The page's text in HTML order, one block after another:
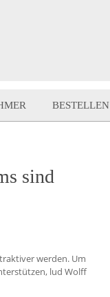
BESTELLEN
sind
werden. Um
lud Wolff